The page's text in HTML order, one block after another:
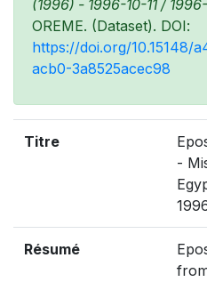
(1996) - 1996-10-11 /
OREME. (Dataset). DOI:
https://doi.org/10.15148/
acb0-3a8525acec98
Titre
-
Résumé